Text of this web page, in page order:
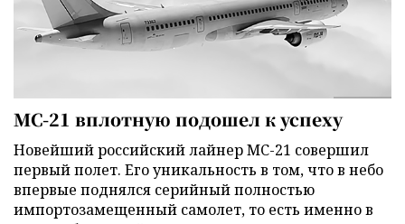
МС-21 вплотную подошел к успеху
Новейший российский лайнер МС-21 совершил
первый полет. Его уникальность в том, что в небо
впервые поднялся серийный полностью
импортозамещенный самолет, то есть именно в